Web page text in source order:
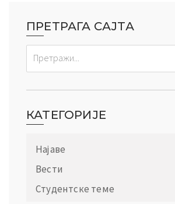
ПРЕТРАГА САЈТА
КАТЕГОРИЈЕ
Најаве
Вести
Студентске теме